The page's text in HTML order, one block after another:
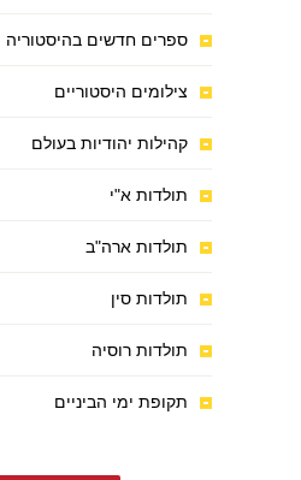
ספרים חדשים בהיסטוריה
צילומים היסטוריים
קהילות יהודיות בעולם
תולדות א"י
תולדות ארה"ב
תולדות סין
תולדות רוסיה
תקופת ימי הביניים